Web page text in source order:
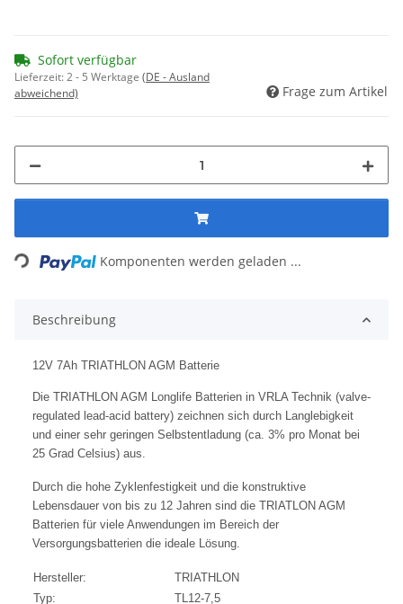
Sofort verfügbar
Lieferzeit:2 - 5 Werktage (DE - Ausland
abweichend)
Frage zum Artikel
Loading... Komponenten werden geladen ...
Beschreibung
12V 7Ah TRIATHLON AGM Batterie
Die TRIATHLON AGM Longlife Batterien in VRLA Technik (valve-
regulated lead-acid battery) zeichnen sich durch Langlebigkeit
und einer sehr geringen Selbstentladung (ca. 3% pro Monat bei
25 Grad Celsius) aus.
Durch die hohe Zyklenfestigkeit und die konstruktive
Lebensdauer von bis zu 12 Jahren sind die TRIATLON AGM
Batterien für viele Anwendungen im Bereich der
Versorgungsbatterien die ideale Lösung.
Hersteller:
TRIATHLON
Typ:
TL12-7,5